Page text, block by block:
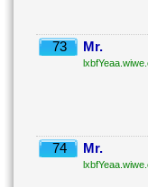
73 Mr.
74 Mr.